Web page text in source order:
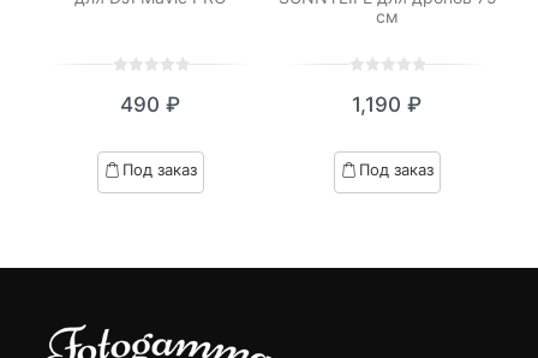
out
based
on
490 ₽
Под заказ
см
out
based
on
1,190 ₽
Под заказ